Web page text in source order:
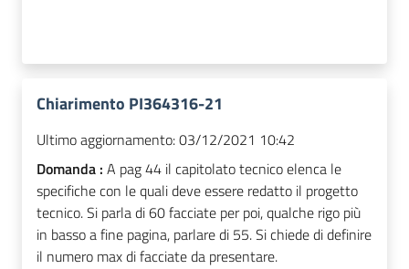
Chiarimento PI364316-21
Ultimo aggiornamento:03/12/2021 10:42
Domanda : A pag 44 il capitolato tecnico elenca le
specifiche con le quali deve essere redatto il progetto
tecnico. Si parla di 60 facciate per poi, qualche rigo più
in basso a fine pagina, parlare di 55. Si chiede di definire
il numero max di facciate da presentare.